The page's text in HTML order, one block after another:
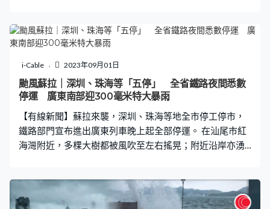
間的出入境邊檢站晚上8時已全部關閉。氣象局說蘇拉移動
速度較預期偏快，風暴潮水浸高度較預期低，估計早上天
文大潮時段有1至1.5米水浸。
i-Cable 2023年09月01日
颱風蘇拉｜深圳、珠海等「五停」 全省鐵路夜間悉數
停運 廣東南部迎300毫米特大暴雨
【有線新聞】蘇拉來襲，深圳、珠海等地全市停工停市，
鐵路部門宣布進出廣東列車晚上起全部停運。 在汕尾市紅
海灣附近，多棵大樹都被風吹至左右搖晃；附近沿岸亦湧
移至安全地方。 隨著蘇拉逼近，前一日已宣布停課的深
圳，周五再啟動防風防汛一級應急響應，全市下午四時起